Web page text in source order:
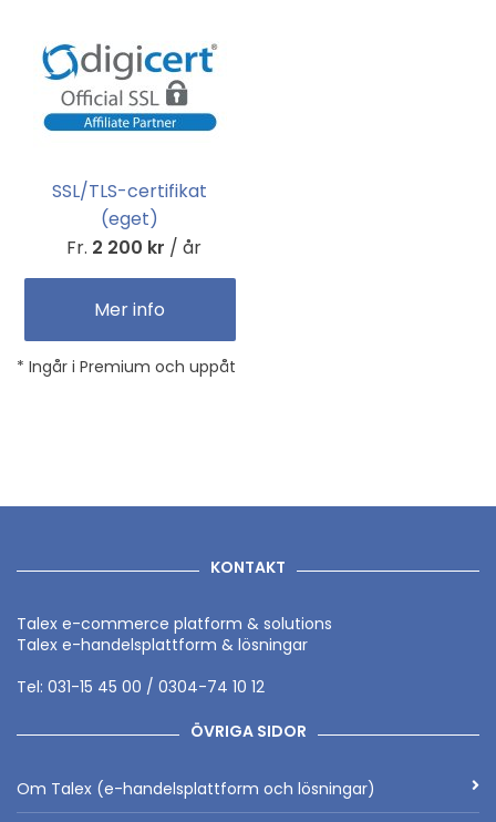
SSL/TLS-certifikat
(eget)
Fr. 2 200 kr / år
Mer info
* Ingår i Premium och uppåt
KONTAKT
Talex e-commerce platform & solutions
Talex e-handelsplattform & lösningar
Tel: 031-15 45 00 / 0304-74 10 12
ÖVRIGA SIDOR
Om Talex (e-handelsplattform och lösningar)